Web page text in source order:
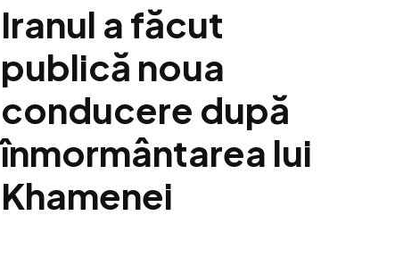
Iranul a făcut
publică noua
conducere după
înmormântarea lui
Khamenei